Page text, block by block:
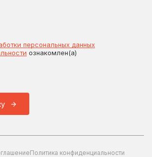
персональных данных
ознакомлен(а)
Политика конфиденциальности